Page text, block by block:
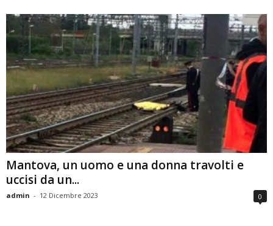
Mantova, un uomo e una donna travolti e
uccisi da un...
admin - 12 Dicembre 2023 0